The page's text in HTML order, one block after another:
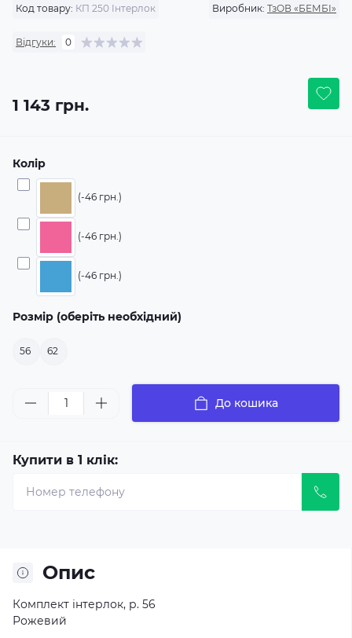
Код товару: КП 250 Інтерлок Виробник: ТзОВ «БЕМБІ»
Відгуки: 0
1 143 грн.
Колір
(-46 грн.)
(-46 грн.)
(-46 грн.)
Розмір (оберіть необхідний)
56 62
До кошика
Купити в 1 клік:
Опис
Комплект інтерлок, р. 56
Рожевий